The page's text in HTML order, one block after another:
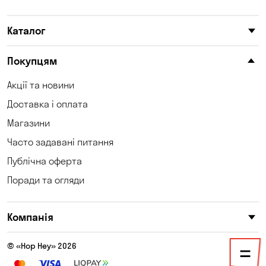
Котівка
Кошари
Крюківщина
Мала Кохнівка
Каталог
Покупцям
Акції та новини
Доставка і оплата
Магазини
Часто задавані питання
Публічна оферта
Поради та огляди
Компанія
© «Hop Hey» 2026